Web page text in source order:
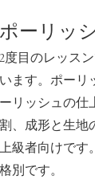
ポーリッ
2度目のレッス
います。ポーリ
ーリッシュの仕
割、成形と生地
上級者向けです
格別です。